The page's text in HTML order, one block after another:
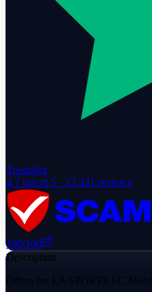
Trustpilot
4.7 out of 5 · 12,431 reviews
100/100
Description
Offers for EA SPORTS FC